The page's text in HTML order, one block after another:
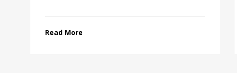
Read More